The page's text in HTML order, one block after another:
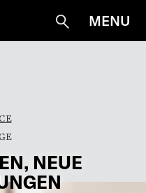
Suche
MENU
NEUE